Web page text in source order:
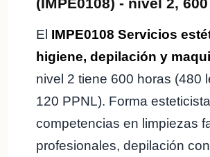
(IMPE0108) - nivel 2,
El IMPE0108 Servicios
higiene, depilación y
nivel 2 tiene 600 horas (480
120 PPNL). Forma
competencias en limpiezas
profesionales, depilación